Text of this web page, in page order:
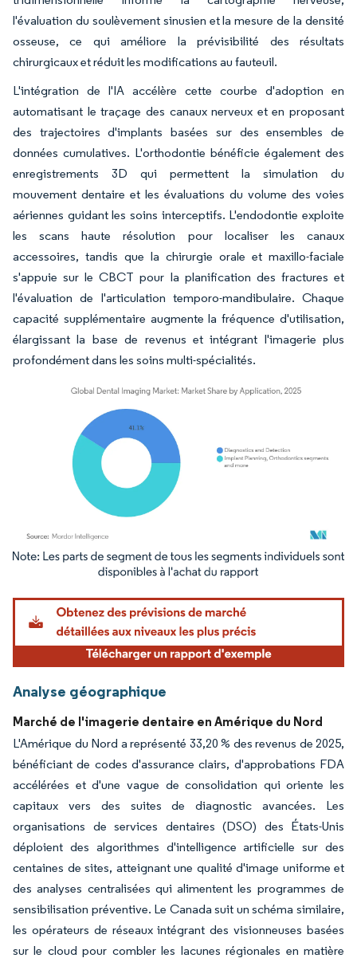
l'évaluation du soulèvement sinusien et la mesure de la densité
osseuse, ce qui améliore la prévisibilité des résultats
chirurgicaux et réduit les modifications au fauteuil.
L'intégration de l'IA accélère cette courbe d'adoption en
automatisant le traçage des canaux nerveux et en proposant
des trajectoires d'implants basées sur des ensembles de
données cumulatives. L'orthodontie bénéficie également des
enregistrements 3D qui permettent la simulation du
mouvement dentaire et les évaluations du volume des voies
aériennes guidant les soins interceptifs. L'endodontie exploite
les scans haute résolution pour localiser les canaux
accessoires, tandis que la chirurgie orale et maxillo-faciale
s'appuie sur le CBCT pour la planification des fractures et
l'évaluation de l'articulation temporo-mandibulaire. Chaque
capacité supplémentaire augmente la fréquence d'utilisation,
élargissant la base de revenus et intégrant l'imagerie plus
profondément dans les soins multi-spécialités.
Image © Mordor Intelligence. La réutilisation nécessite une attribution sous CC BY
Analyse géographique
Marché de l'imagerie dentaire en Amérique du Nord
L'Amérique du Nord a représenté 33,20 % des revenus de 2025,
bénéficiant de codes d'assurance clairs, d'approbations FDA
accélérées et d'une vague de consolidation qui oriente les
capitaux vers des suites de diagnostic avancées. Les
organisations de services dentaires (DSO) des États-Unis
déploient des algorithmes d'intelligence artificielle sur des
centaines de sites, atteignant une qualité d'image uniforme et
des analyses centralisées qui alimentent les programmes de
sensibilisation préventive. Le Canada suit un schéma similaire,
les opérateurs de réseaux intégrant des visionneuses basées
sur le cloud pour combler les lacunes régionales en matière